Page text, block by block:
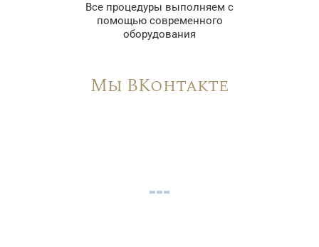
Все процедуры выполняем с
помощью современного
оборудования
Мы ВКонтакте